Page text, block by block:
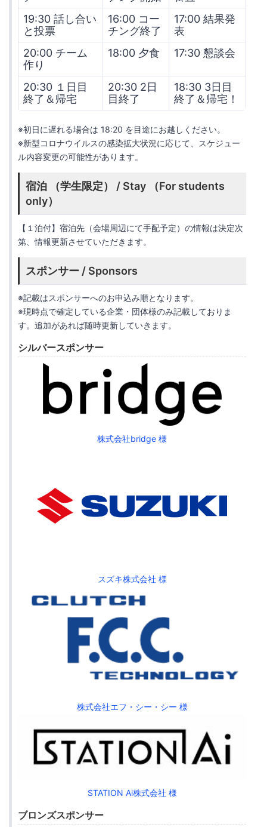
19:30 話し合い
と投票
16:00 コー
チング終了
17:00 結果発
表
20:00 チーム
作り
18:00 夕食 17:30 懇談会
20:30 １日目
終了＆帰宅
20:30 2日
目終了
18:30 3日目
終了＆帰宅！
※初日に遅れる場合は 18:20 を目途にお越しください。
※新型コロナウイルスの感染拡大状況に応じて、スケジュー
ル内容変更の可能性があります。
宿泊 （学生限定） / Stay （For students
only）
【１泊付】宿泊先（会場周辺にて手配予定）の情報は決定次
第、情報更新させていただきます。
スポンサー / Sponsors
※記載はスポンサーへのお申込み順となります。
※現時点で確定している企業・団体様のみ記載しておりま
す。追加があれば随時更新していきます。
シルバースポンサー
株式会社bridge 様
スズキ株式会社 様
株式会社エフ・シー・シー 様
STATION Ai株式会社 様
ブロンズスポンサー